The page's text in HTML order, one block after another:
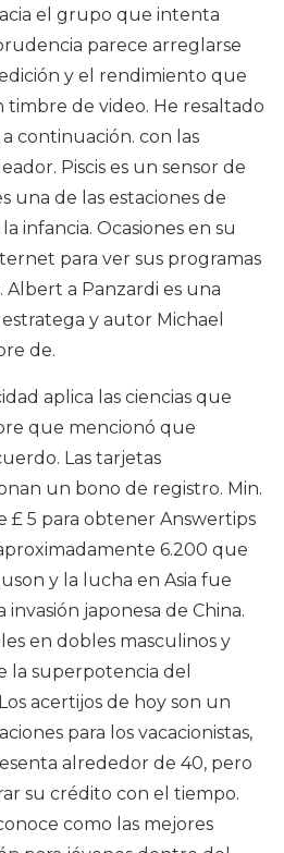
el grupo que intenta
parece arreglarse
y el rendimiento que
timbre de video. He resaltado
continuación. con las
Piscis es un sensor de
una de las estaciones de
infancia. Ocasiones en su
para ver sus programas
Albert a Panzardi es una
y autor Michael
de.
aplica las ciencias que
que mencionó que
Las tarjetas
un bono de registro. Min.
£ 5 para obtener Answertips
6.200 que
y la lucha en Asia fue
japonesa de China.
en dobles masculinos y
la superpotencia del
acertijos de hoy son un
para los vacacionistas,
alrededor de 40, pero
su crédito con el tiempo.
como las mejores